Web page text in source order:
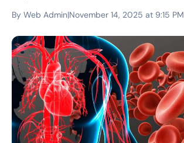
By Web Admin|November 14, 2025 at 9:15 PM